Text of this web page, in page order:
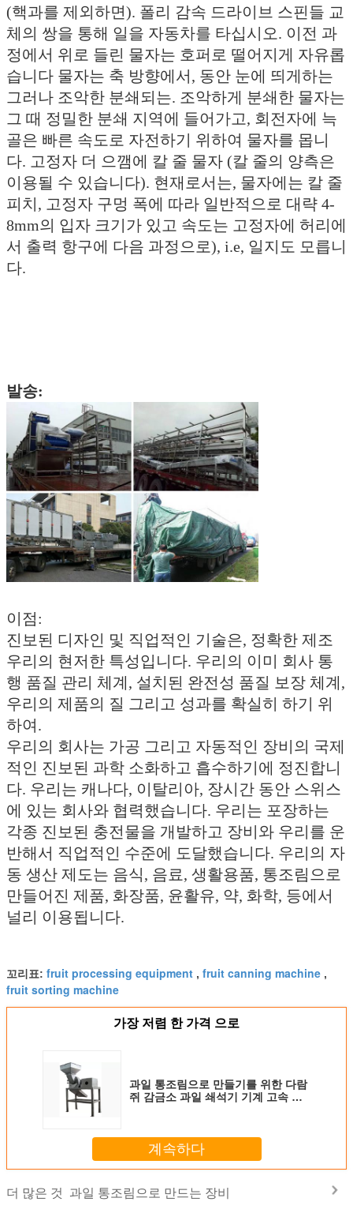
(핵과를 제외하면). 폴리 감속 드라이브 스핀들 교
체의 쌍을 통해 일을 자동차를 타십시오. 이전 과
정에서 위로 들린 물자는 호퍼로 떨어지게 자유롭
습니다 물자는 축 방향에서, 동안 눈에 띄게하는
그러나 조악한 분쇄되는. 조악하게 분쇄한 물자는
그 때 정밀한 분쇄 지역에 들어가고, 회전자에 늑
골은 빠른 속도로 자전하기 위하여 물자를 몹니
다. 고정자 더 으깸에 칼 줄 물자 (칼 줄의 양측은
이용될 수 있습니다). 현재로서는, 물자에는 칼 줄
피치, 고정자 구멍 폭에 따라 일반적으로 대략 4-
8mm의 입자 크기가 있고 속도는 고정자에 허리에
서 출력 항구에 다음 과정으로), i.e, 일지도 모릅니
다.
발송:
이점:
진보된 디자인 및 직업적인 기술은, 정확한 제조
우리의 현저한 특성입니다. 우리의 이미 회사 통
행 품질 관리 체계, 설치된 완전성 품질 보장 체계,
우리의 제품의 질 그리고 성과를 확실히 하기 위
하여.
우리의 회사는 가공 그리고 자동적인 장비의 국제
적인 진보된 과학 소화하고 흡수하기에 정진합니
다. 우리는 캐나다, 이탈리아, 장시간 동안 스위스
에 있는 회사와 협력했습니다. 우리는 포장하는
각종 진보된 충전물을 개발하고 장비와 우리를 운
반해서 직업적인 수준에 도달했습니다. 우리의 자
동 생산 제도는 음식, 음료, 생활용품, 통조림으로
만들어진 제품, 화장품, 윤활유, 약, 화학, 등에서
널리 이용됩니다.
꼬리표: fruit processing equipment , fruit canning machine ,
fruit sorting machine
가장 저렴 한 가격 으로
과일 통조림으로 만들기를 위한 다람
쥐 감금소 과일 쇄석기 기계 고속 조
계속하다
더 많은 것 과일 통조림으로 만드는 장비